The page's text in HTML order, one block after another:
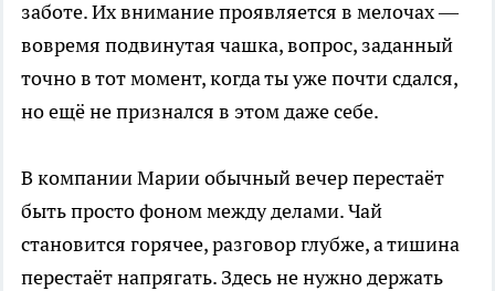
заботе. Их внимание проявляется в мелочах —
вовремя подвинутая чашка, вопрос, заданный
точно в тот момент, когда ты уже почти сдался,
но ещё не признался в этом даже себе.
В компании Марии обычный вечер перестаёт
быть просто фоном между делами. Чай
становится горячее, разговор глубже, а тишина
перестаёт напрягать. Здесь не нужно держать